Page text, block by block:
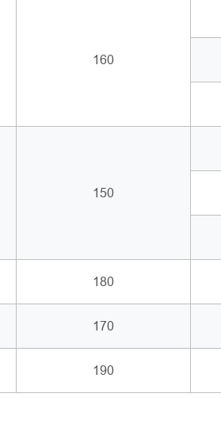
160
150
180
170
190